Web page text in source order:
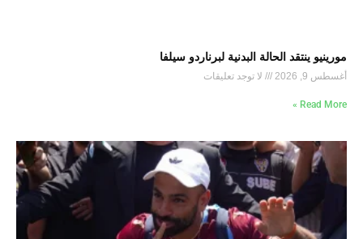
مورينيو ينتقد الحالة البدنية لبرناردو سيلفا
أغسطس 9, 2026 لا توجد تعليقات
Read More »